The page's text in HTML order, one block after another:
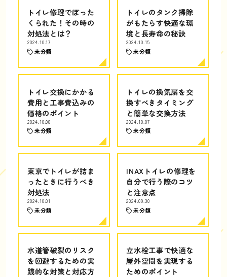
トイレ修理でぼった
くられた！その時の
対処法とは？
2024.10.17
未分類
トイレのタンク掃除
がもたらす快適な環
境と長寿命の秘訣
2024.10.15
未分類
トイレ交換にかかる
費用と工事費込みの
価格のポイント
2024.10.08
未分類
トイレの換気扇を交
換すべきタイミング
と簡単な交換方法
2024.10.07
未分類
東京でトイレが詰ま
ったときに行うべき
対処法
2024.10.01
未分類
INAXトイレの修理を
自分で行う際のコツ
と注意点
2024.09.30
未分類
水道管破裂のリスク
を回避するための実
践的な対策と対応方
立水栓工事で快適な
屋外空間を実現する
ためのポイント